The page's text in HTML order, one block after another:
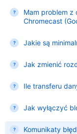
Mam problem z
Chromecast
Jakie są
Jak zmienić
Ile transferu
Jak wyłączyć
Komunikaty